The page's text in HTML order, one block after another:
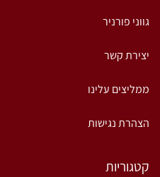
גווני פורניר
יצירת קשר
ממליצים עלינו
הצהרת נגישות
קטגוריות